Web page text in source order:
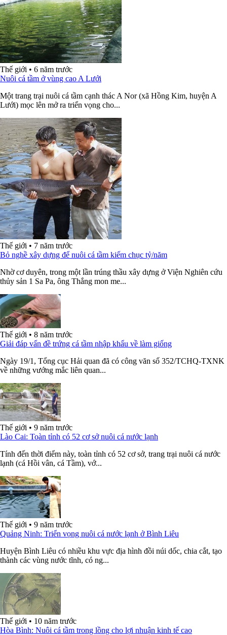
Thế giới • 6 năm trước
Nuôi cá tầm ở vùng cao A Lưới
Một trang trại nuôi cá tầm cạnh thác A Nor (xã Hồng Kim, huyện A
Lưới) mọc lên mở ra triển vọng cho...
Thế giới • 7 năm trước
Bỏ nghề xây dựng để nuôi cá tầm kiếm chục tỷ/năm
Nhờ cơ duyên, trong một lần trúng thầu xây dựng ở Viện Nghiên cứu
thủy sản 1 Sa Pa, ông Thắng mon me...
Thế giới • 8 năm trước
Giải đáp vấn đề trứng cá tầm nhập khẩu về làm giống
Ngày 19/1, Tổng cục Hải quan đã có công văn số 352/TCHQ-TXNK
về những vướng mắc liên quan...
Thế giới • 9 năm trước
Lào Cai: Toàn tỉnh có 52 cơ sở nuôi cá nước lạnh
Tính đến thời điểm này, toàn tỉnh có 52 cơ sở, trang trại nuôi cá nước
lạnh (cá Hồi vân, cá Tầm), vớ...
Thế giới • 9 năm trước
Quảng Ninh: Triển vọng nuôi cá nước lạnh ở Bình Liêu
Huyện Bình Liêu có nhiều khu vực địa hình đồi núi dốc, chia cắt, tạo
thành các vùng nước tĩnh, có ng...
Thế giới • 10 năm trước
Hòa Bình: Nuôi cá tầm trong lồng cho lợi nhuận kinh tế cao